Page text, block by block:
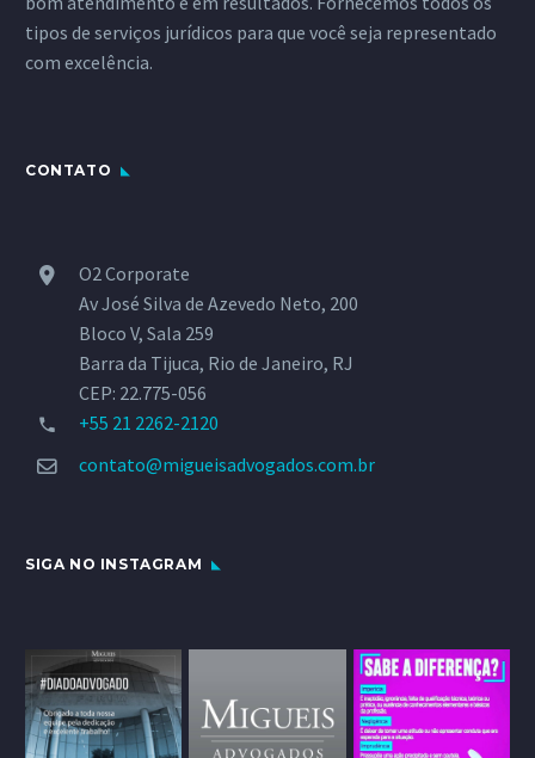
tipos de serviços jurídicos para que você seja representado
com excelência.
CONTATO
O2 Corporate
Av José Silva de Azevedo Neto, 200
Bloco V, Sala 259
Barra da Tijuca, Rio de Janeiro, RJ
CEP: 22.775-056
+55 21 2262-2120
contato@migueisadvogados.com.br
SIGA NO INSTAGRAM